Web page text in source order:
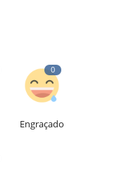
0
Engraçado